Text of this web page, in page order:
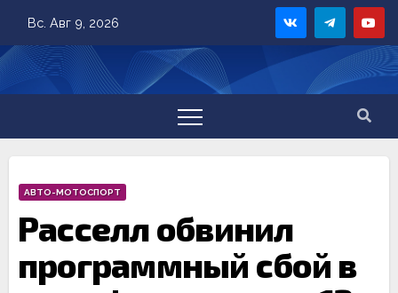
content
Вс. Авг 9, 2026
АВТО-МОТОСПОРТ
Расселл обвинил
программный сбой в